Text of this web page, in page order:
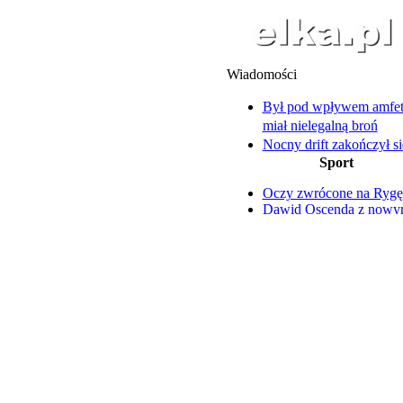
Wiadomości
Był pod wpływem
miał nielegalną broń
Nocny drift zakończył
mandatem i utratą prawa
zastąpi wieloletni bruk
Sport
Oczy zwrócone na Rygę
Dawid Oscenda z